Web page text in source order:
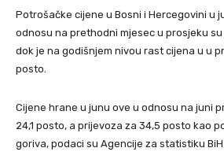
Potrošačke cijene u Bosni i Hercegovini u
odnosu na prethodni mjesec u prosjeku
dok je na godišnjem nivou rast cijena u u
posto.
Cijene hrane u junu ove u odnosu na juni
24,1 posto, a prijevoza za 34,5 posto kao
goriva, podaci su Agencije za statistiku BiH.